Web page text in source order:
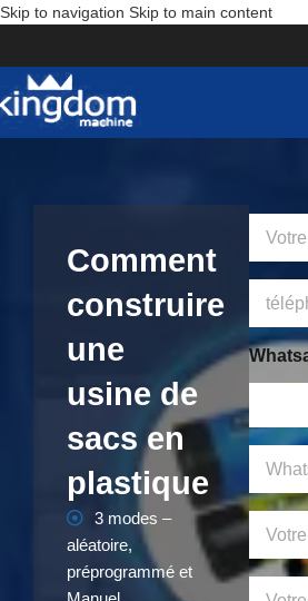
Skip to navigation Skip to main content
Comment
construire
une
usine de
sacs en
plastique
3 modes –
aléatoire,
préprogrammé et
u
a
m
l
é
o
n
a
t
s
a
p
Y
o
u